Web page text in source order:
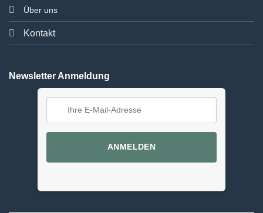
Über uns
Kontakt
Newsletter Anmeldung
ANMELDEN